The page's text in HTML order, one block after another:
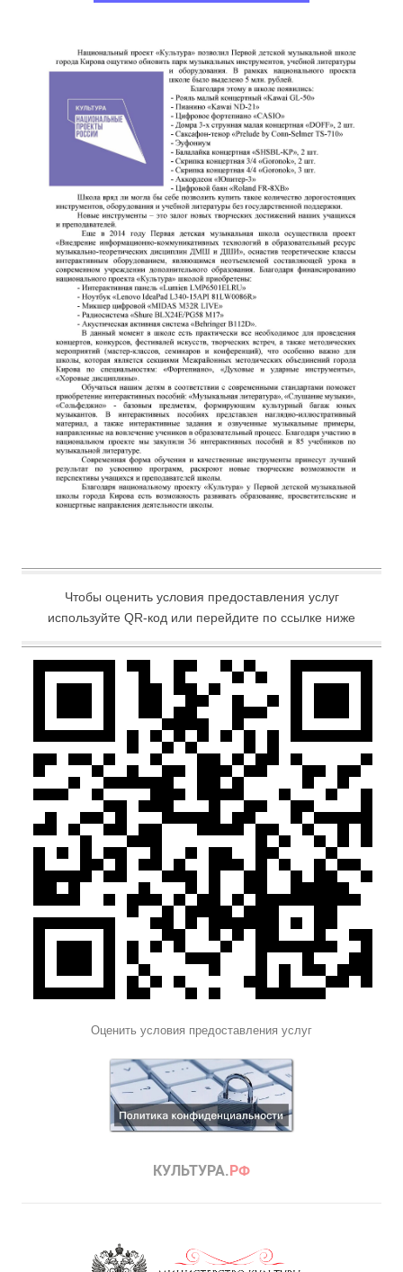
Чтобы оценить условия предоставления услуг
используйте QR-код или перейдите по ссылке ниже
Оценить условия предоставления услуг